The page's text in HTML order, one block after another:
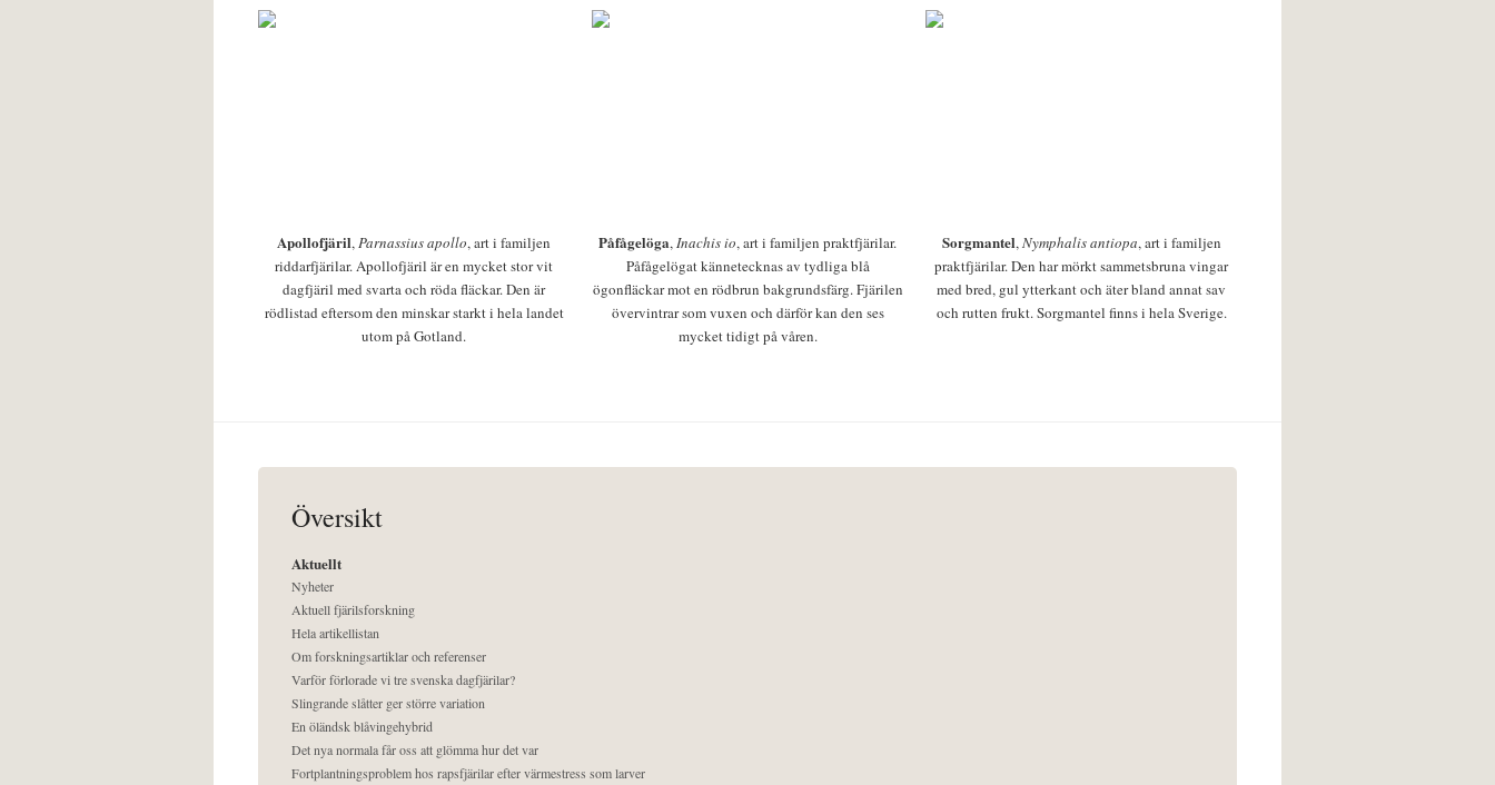
Apollofjäril,Parnassius apollo, art i familjen
riddarfjärilar. Apollofjäril är en mycket stor vit
dagfjäril med svarta och röda fläckar. Den är
rödlistad eftersom den minskar starkt i hela landet
utom på Gotland.
Påfågelöga,Inachis io, art i familjen praktfjärilar.
Påfågelögat kännetecknas av tydliga blå
ögonfläckar mot en rödbrun bakgrundsfärg. Fjärilen
övervintrar som vuxen och därför kan den ses
mycket tidigt på våren.
Sorgmantel,Nymphalis antiopa, art i familjen
praktfjärilar. Den har mörkt sammetsbruna vingar
med bred, gul ytterkant och äter bland annat sav
och rutten frukt. Sorgmantel finns i hela Sverige.
Översikt
Aktuellt
Nyheter
Aktuell fjärilsforskning
Hela artikellistan
Om forskningsartiklar och referenser
Varför förlorade vi tre svenska dagfjärilar?
Slingrande slåtter ger större variation
En öländsk blåvingehybrid
Det nya normala får oss att glömma hur det var
Fortplantningsproblem hos rapsfjärilar efter värmestress som larver